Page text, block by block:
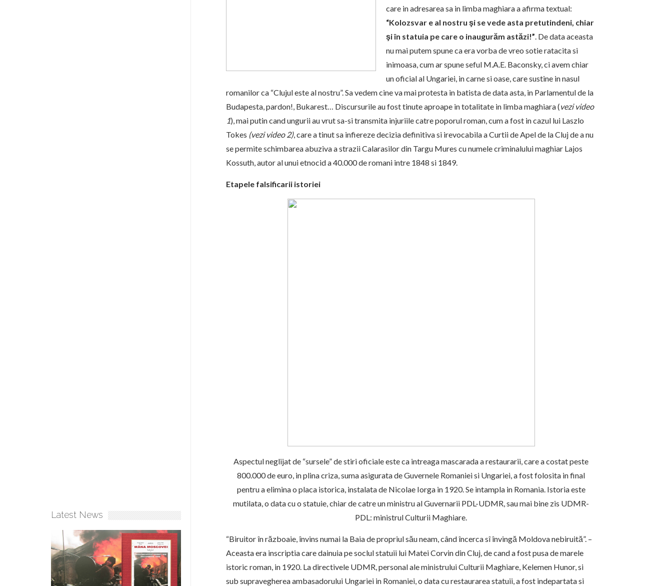
care in adresarea sa in limba maghiara a afirma textual:
“Kolozsvar e al nostru şi se vede asta pretutindeni, chiar
şi în statuia pe care o inaugurăm astăzi!”. De data aceasta
nu mai putem spune ca era vorba de vreo sotie ratacita si
inimoasa, cum ar spune seful M.A.E. Baconsky, ci avem chiar
un oficial al Ungariei, in carne si oase, care sustine in nasul
romanilor ca “Clujul este al nostru”. Sa vedem cine va mai protesta in batista de data asta, in Parlamentul de la
Budapesta, pardon!, Bukarest… Discursurile au fost tinute aproape in totalitate in limba maghiara (vezi video
1), mai putin cand ungurii au vrut sa-si transmita injuriile catre poporul roman, cum a fost in cazul lui Laszlo
Tokes (vezi video 2), care a tinut sa infiereze decizia definitiva si irevocabila a Curtii de Apel de la Cluj de a nu
se permite schimbarea abuziva a strazii Calarasilor din Targu Mures cu numele criminalului maghiar Lajos
Kossuth, autor al unui etnocid a 40.000 de romani intre 1848 si 1849.
Etapele falsificarii istoriei
Aspectul neglijat de “sursele” de stiri oficiale este ca intreaga mascarada a restaurarii, care a costat peste
800.000 de euro, in plina criza, suma asigurata de Guvernele Romaniei si Ungariei, a fost folosita in final
pentru a elimina o placa istorica, instalata de Nicolae Iorga in 1920. Se intampla in Romania. Istoria este
mutilata, o data cu o statuie, chiar de catre un ministru al Guvernarii PDL-UDMR, sau mai bine zis UDMR-
PDL: ministrul Culturii Maghiare.
“Biruitor în războaie, învins numai la Baia de propriul său neam, când încerca sî învingă Moldova nebiruită”. –
Aceasta era inscriptia care dainuia pe soclul statuii lui Matei Corvin din Cluj, de cand a fost pusa de marele
istoric roman, in 1920. La directivele UDMR, personal ale ministrului Culturii Maghiare, Kelemen Hunor, si
sub supravegherea ambasadorului Ungariei in Romaniei, o data cu restaurarea statuii, a fost indepartata si
Latest News